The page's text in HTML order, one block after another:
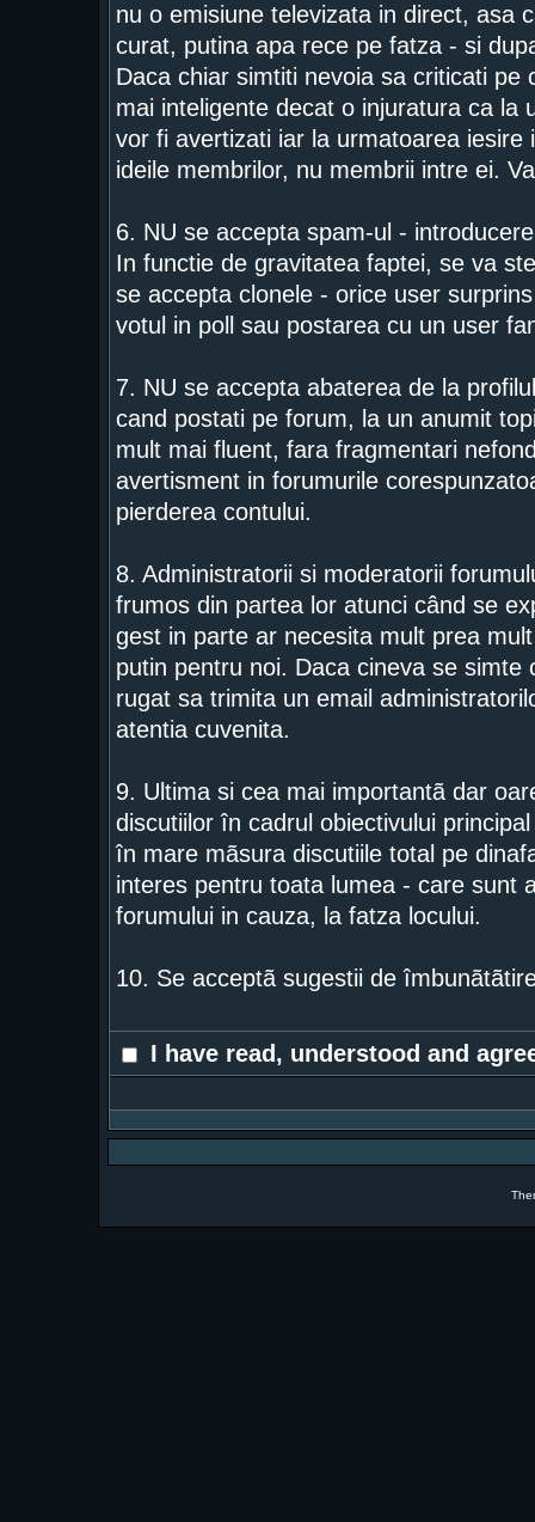
nu o emisiune televizata in direct, asa
curat, putina apa rece pe fatza - si
Daca chiar simtiti nevoia sa criticati
mai inteligente decat o injuratura ca la
vor fi avertizati iar la urmatoarea
ideile membrilor, nu membrii intre ei.
6. NU se accepta spam-ul -
In functie de gravitatea faptei, se va
se accepta clonele - orice user
votul in poll sau postarea cu un user
7. NU se accepta abaterea de la
cand postati pe forum, la un anumit
mult mai fluent, fara fragmentari
avertisment in forumurile
pierderea contului.
8. Administratorii si moderatorii
frumos din partea lor atunci când se
gest in parte ar necesita mult prea
putin pentru noi. Daca cineva se
rugat sa trimita un email
atentia cuvenita.
9. Ultima si cea mai importantã dar
discutiilor în cadrul obiectivului
în mare mãsura discutiile total pe
interes pentru toata lumea - care sunt
forumului in cauza, la fatza locului.
10. Se acceptã sugestii de
I have read, understood and